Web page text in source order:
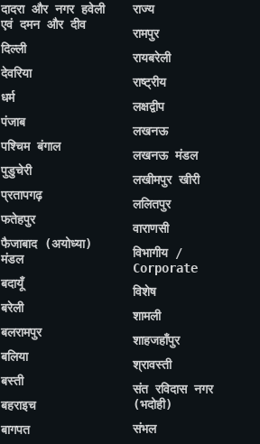
दादरा और नगर हवेली
एवं दमन और दीव
दिल्ली
देवरिया
धर्म
पंजाब
पश्चिम बंगाल
पुडुचेरी
प्रतापगढ़
फतेहपुर
फैजाबाद (अयोध्या)
मंडल
बदायूँ
बरेली
बलरामपुर
बलिया
बस्ती
बहराइच
बागपत
राज्य
रामपुर
रायबरेली
राष्ट्रीय
लक्षद्वीप
लखनऊ
लखनऊ मंडल
लखीमपुर खीरी
ललितपुर
वाराणसी
विभागीय /
Corporate
विशेष
शामली
शाहजहाँपुर
श्रावस्ती
संत रविदास नगर
(भदोही)
संभल